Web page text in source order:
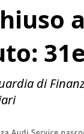
di